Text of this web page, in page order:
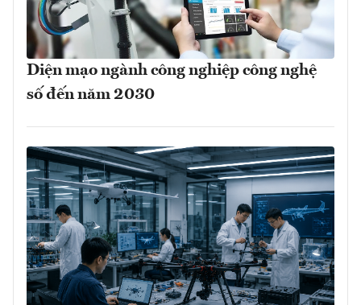
Diện mạo ngành công nghiệp công nghệ
số đến năm 2030